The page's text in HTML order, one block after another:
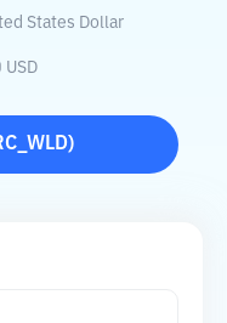
States Dollar
USD
)